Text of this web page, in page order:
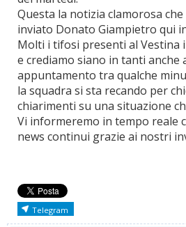
Questa la notizia clamorosa
inviato Donato Giampietro qui
Molti i tifosi presenti al Vestina
e crediamo siano in tanti anche
appuntamento tra qualche
la squadra si sta recando per
chiarimenti su una situazione
Vi informeremo in tempo reale
news continui grazie ai nostri
Telegram